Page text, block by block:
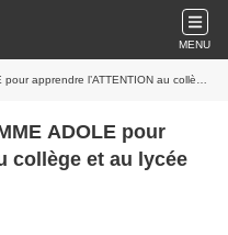
MENU
l’ATTENTION au collège et au lycée
ADOLE pour
collège et au lycée